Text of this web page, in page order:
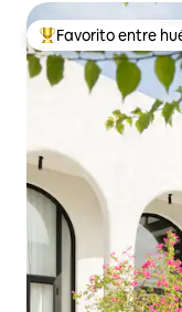
De los mejores en
Favorito entre